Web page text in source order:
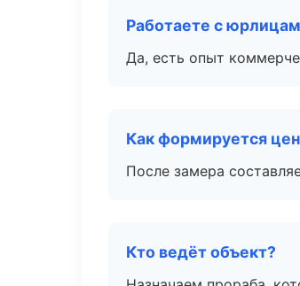
Работаете с
Да, есть опыт
Как формируется
После замера
Кто ведёт объект?